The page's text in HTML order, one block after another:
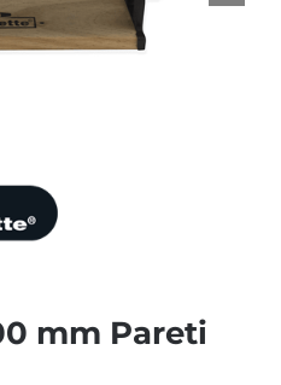
mm Pareti